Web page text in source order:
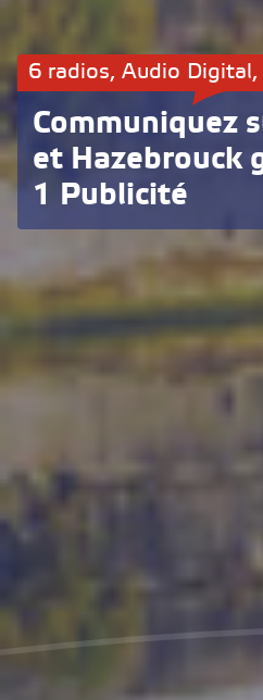
6 radios, Audio
Communiquez
et Hazebrouck
1 Publicité